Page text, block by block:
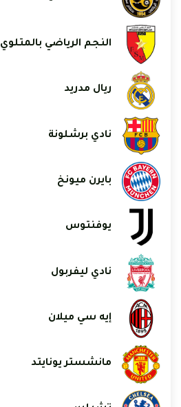
النجم الرياضي بالمتلوي
ريال مدريد
نادي برشلونة
بايرن ميونخ
يوفنتوس
نادي ليفربول
إيه سي ميلان
مانشستر يونايتد